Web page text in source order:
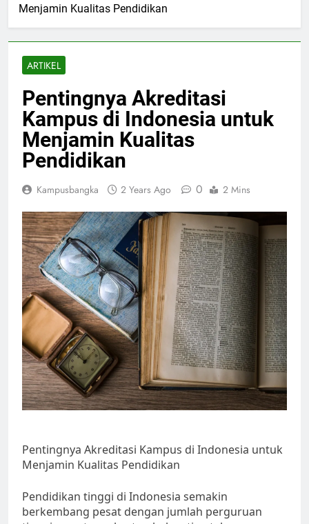
Menjamin Kualitas Pendidikan
ARTIKEL
Pentingnya Akreditasi
Kampus di Indonesia untuk
Menjamin Kualitas
Pendidikan
Kampusbangka 2 Years Ago 0 2 Mins
Pentingnya Akreditasi Kampus di Indonesia untuk
Menjamin Kualitas Pendidikan
Pendidikan tinggi di Indonesia semakin
berkembang pesat dengan jumlah perguruan